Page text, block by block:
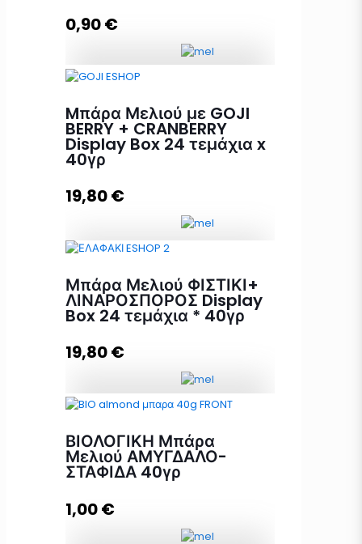
Προσθήκη στο καλάθι
0,90€
CRANBERRY 40γρ ποσότητα
Mπάρα Μελιού με GOJI
BERRY + CRANBERRY
Display Box 24 τεμάχια x
40γρ
19,80€
Mπάρα Μελιού με GOJI BERRY +
CRANBERRY Display Box 24
τεμάχια x 40γρ ποσότητα
Προσθήκη στο καλάθι
Μπάρα Μελιού ΦΙΣΤΙΚΙ+
ΛΙΝΑΡΟΣΠΟΡΟΣ Display
Box 24 τεμάχια * 40γρ
19,80€
ΛΙΝΑΡΟΣΠΟΡΟΣ Display Box 24
τεμάχια * 40γρ ποσότητα
Προσθήκη στο καλάθι
ΒΙΟΛΟΓΙΚΗ Μπάρα
Μελιού ΑΜΥΓΔΑΛΟ-
ΣΤΑΦΙΔΑ 40γρ
1,00€